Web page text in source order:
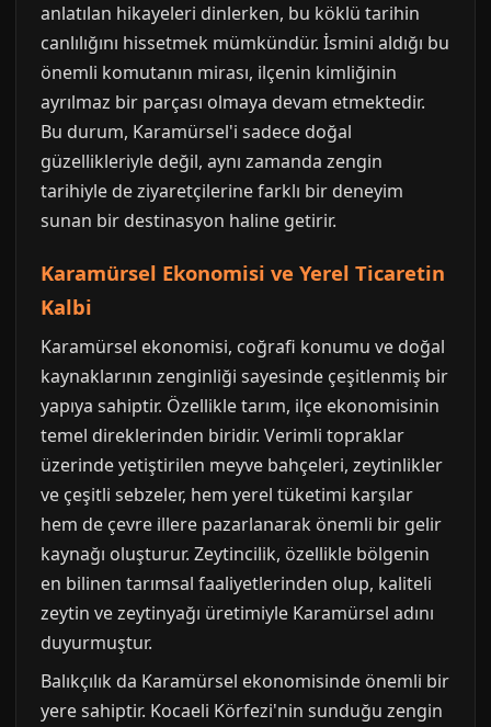
anlatılan hikayeleri dinlerken, bu köklü tarihin
canlılığını hissetmek mümkündür. İsmini aldığı bu
önemli komutanın mirası, ilçenin kimliğinin
ayrılmaz bir parçası olmaya devam etmektedir.
Bu durum, Karamürsel'i sadece doğal
güzellikleriyle değil, aynı zamanda zengin
tarihiyle de ziyaretçilerine farklı bir deneyim
sunan bir destinasyon haline getirir.
Karamürsel Ekonomisi ve Yerel Ticaretin
Kalbi
Karamürsel ekonomisi, coğrafi konumu ve doğal
kaynaklarının zenginliği sayesinde çeşitlenmiş bir
yapıya sahiptir. Özellikle tarım, ilçe ekonomisinin
temel direklerinden biridir. Verimli topraklar
üzerinde yetiştirilen meyve bahçeleri, zeytinlikler
ve çeşitli sebzeler, hem yerel tüketimi karşılar
hem de çevre illere pazarlanarak önemli bir gelir
kaynağı oluşturur. Zeytincilik, özellikle bölgenin
en bilinen tarımsal faaliyetlerinden olup, kaliteli
zeytin ve zeytinyağı üretimiyle Karamürsel adını
duyurmuştur.
Balıkçılık da Karamürsel ekonomisinde önemli bir
yere sahiptir. Kocaeli Körfezi'nin sunduğu zengin